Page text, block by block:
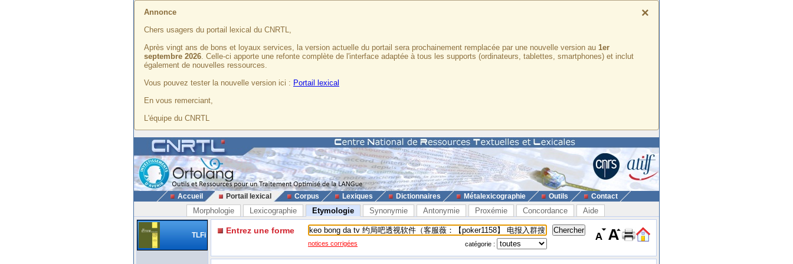
×
Annonce
Chers usagers du portail lexical du CNRTL,
Après vingt ans de bons et loyaux services, la version actuelle du portail sera prochainement remplacée par une nouvelle version au 1er
septembre 2026. Celle-ci apporte une refonte complète de l'interface adaptée à tous les supports (ordinateurs, tablettes, smartphones) et inclut
également de nouvelles ressources.
Vous pouvez tester la nouvelle version ici : Portail lexical
En vous remerciant,
L'équipe du CNRTL
Accueil Portail lexical Corpus Lexiques Dictionnaires Métalexicographie Outils Contact
Morphologie Lexicographie Etymologie Synonymie Antonymie Proxémie Concordance Aide
TLFi Entrez une forme
notices corrigées catégorie :